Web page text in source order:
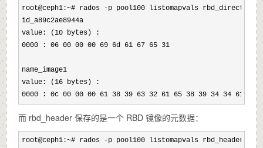
root@ceph1:~# rados -p pool100 listomapvals rbd_directory
id_a89c2ae8944a
value: (10 bytes) :
0000 : 06 00 00 00 69 6d 61 67 65 31
:
name_image1
value: (16 bytes) :
0000 : 0c 00 00 00 61 38 39 63 32 61 65 38 39 34 34 61 :
而 rbd_header 保存的是一个 RBD 镜像的元数据：
root@ceph1:~# rados -p pool100 listomapvals